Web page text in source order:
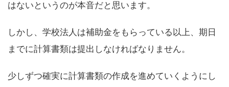
はないというのが本音だと思います。
しかし、学校法人は補助金をもらっている以上、期日
までに計算書類は提出しなければなりません。
少しずつ確実に計算書類の作成を進めていくようにし